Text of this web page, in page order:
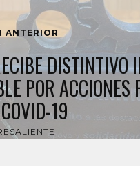
ANTERIOR
DISTINTIVO
POR ACCIONES
19